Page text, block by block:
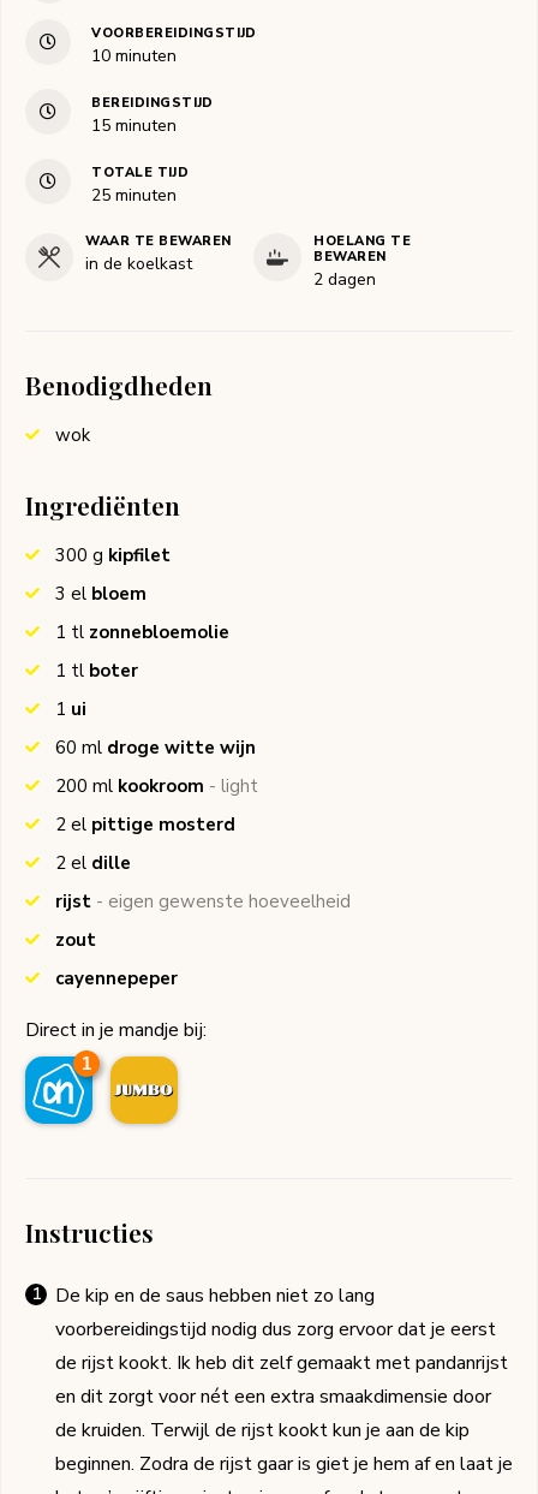
VOORBEREIDINGSTIJD
10minuten
minuten
BEREIDINGSTIJD
15minuten
minuten
TOTALE TIJD
25minuten
minuten
WAAR TE BEWAREN
in de koelkast
HOELANG TE
BEWAREN
2 dagen
Benodigdheden
wok
Ingrediënten
300 g kipfilet
3 el bloem
1 tl zonnebloemolie
1 tl boter
1 ui
60 ml droge witte wijn
200 ml kookroom - light
2 el pittige mosterd
2 el dille
rijst - eigen gewenste hoeveelheid
zout
cayennepeper
Direct in je mandje bij:
1
Instructies
De kip en de saus hebben niet zo lang
voorbereidingstijd nodig dus zorg ervoor dat je eerst
de rijst kookt. Ik heb dit zelf gemaakt met pandanrijst
en dit zorgt voor nét een extra smaakdimensie door
de kruiden. Terwijl de rijst kookt kun je aan de kip
beginnen. Zodra de rijst gaar is giet je hem af en laat je